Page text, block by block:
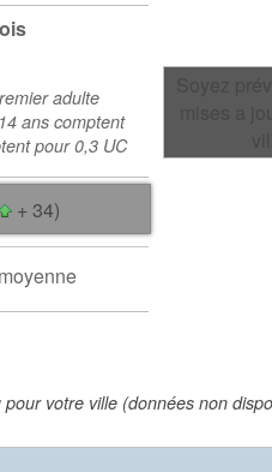
adulte
ans comptent
pour 0,3 UC
+ 34)
votre ville (données non